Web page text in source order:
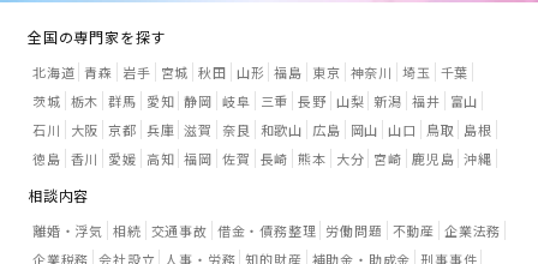
全国の専門家を探す
北海道 青森 岩手 宮城 秋田 山形 福島 東京 神奈川 埼玉
千葉
茨城 栃木 群馬 愛知 静岡 岐阜 三重 長野 山梨 新潟 福井
富山
石川
大阪 京都 兵庫 滋賀 奈良 和歌山 広島 岡山 山口 鳥取
島根
徳島 香川 愛媛 高知 福岡 佐賀 長崎 熊本 大分 宮崎 鹿児島 沖縄
相談内容
離婚・浮気 相続 交通事故 借金・債務整理 労働問題 不動産 企業法務
企業税務 会社設立 人事・労務 知的財産 補助金・助成金 刑事事件